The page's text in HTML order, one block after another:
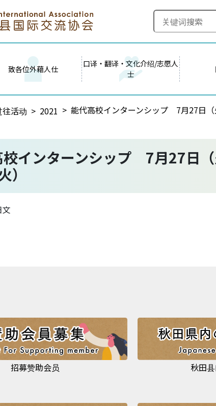
致各位外藉人仕
口译・翻译・文化介绍/志愿人
士
往活动 2021 能代高校インターンシップ 7月27日（
校インターンシップ 7月27日
）
文
招募赞助会员 秋田